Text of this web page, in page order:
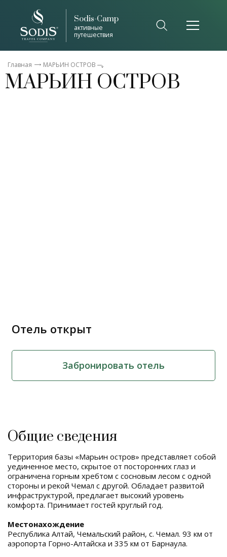
Sodis-Camp
активные
путешествия
Главная МАРЬИН ОСТРОВ
МАРЬИН ОСТРОВ
Общие сведения
Территория базы «Марьин остров» представляет собой
уединенное место, скрытое от посторонних глаз и
ограничена горным хребтом с сосновым лесом с одной
стороны и рекой Чемал с другой. Обладает развитой
инфраструктурой, предлагает высокий уровень
комфорта. Принимает гостей круглый год.
Местонахождение
Республика Алтай, Чемальский район, с. Чемал. 93 км от
аэропорта Горно-Алтайска и 335 км от Барнаула.
Отель открыт
Забронировать отель
Список общепринятых сокращений